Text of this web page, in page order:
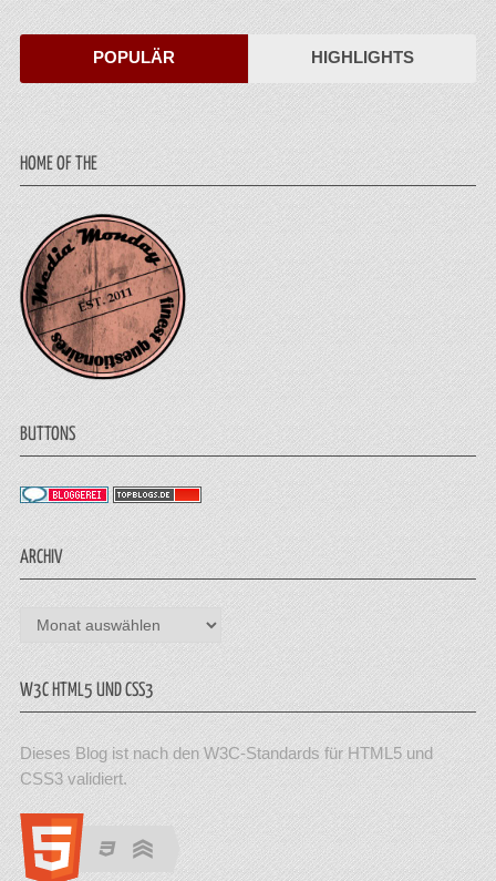
POPULÄR HIGHLIGHTS
HOME OF THE
BUTTONS
ARCHIV
Archiv
W3C HTML5 UND CSS3
Dieses Blog ist nach den W3C-Standards für HTML5 und
CSS3 validiert.